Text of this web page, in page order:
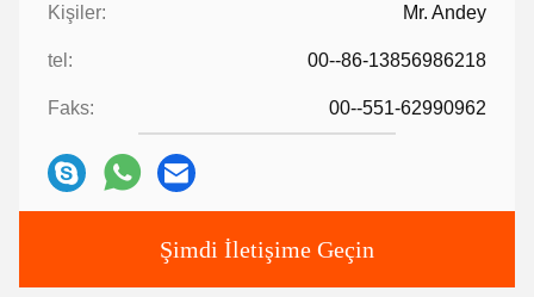
Kişiler: Mr. Andey
tel: 00--86-13856986218
Faks: 00--551-62990962
Şimdi İletişime Geçin